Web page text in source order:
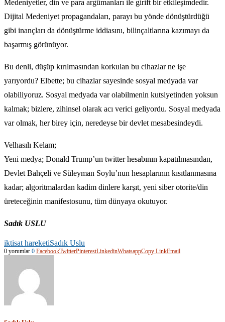
Medeniyetler, din ve para argümanları ile girift bir etkileşimdedir.
Dijital Medeniyet propagandaları, parayı bu yönde dönüştürdüğü
gibi inançları da dönüştürme iddiasını, bilinçaltlarına kazımayı da
başarmış görünüyor.
Bu denli, düşüp kırılmasından korkulan bu cihazlar ne işe
yarıyordu? Elbette; bu cihazlar sayesinde sosyal medyada var
olabiliyoruz. Sosyal medyada var olabilmenin kutsiyetinden yoksun
kalmak; bizlere, zihinsel olarak acı verici geliyordu. Sosyal medyada
var olmak, her birey için, neredeyse bir devlet mesabesindeydi.
Velhasılı Kelam;
Yeni medya; Donald Trump’un twitter hesabının kapatılmasından,
Devlet Bahçeli ve Süleyman Soylu’nun hesaplarının kısıtlanmasına
kadar; algoritmalardan kadim dinlere karşıt, yeni siber otorite/din
üreteceğinin manifestosunu, tüm dünyaya okutuyor.
Sadık USLU
iktisat hareketiSadık Uslu
0 yorumlar 0 FacebookTwitterPinterestLinkedinWhatsappCopy LinkEmail